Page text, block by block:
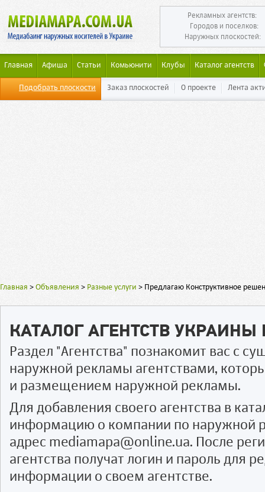
Рекламных агентств:
Городов и поселков:
Наружных плоскостей:
Главная Афиша Статьи Комьюнити Клубы Каталог агентств
Подобрать плоскости Заказ плоскостей О проекте Лента
Главная > Объявления > Разные услуги > Предлагаю Конструктивное
КАТАЛОГ АГЕНТСТВ
Раздел "Агентства" познакомит вас с
наружной рекламы агентствами,
и размещением наружной рекламы.
Для добавления своего агентства в
информацию о компании по наружной
адрес mediamapa@online.ua. После
агентства получат логин и пароль для
информации о своем агентстве.